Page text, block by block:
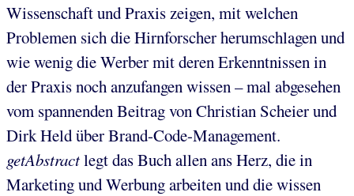
Wissenschaft und Praxis zeigen, mit welchen
Problemen sich die Hirnforscher herumschlagen und
wie wenig die Werber mit deren Erkenntnissen in
der Praxis noch anzufangen wissen – mal abgesehen
vom spannenden Beitrag von Christian Scheier und
Dirk Held über Brand-Code-Management.
getAbstractlegt das Buch allen ans Herz, die in
Marketing und Werbung arbeiten und die wissen